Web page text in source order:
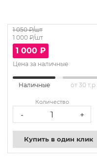
1 050₽/шт
1 000 ₽/шт
1 000 ₽
Цена за наличные
Наличные от 30 т.р.
Количество
- +
Купить в один клик